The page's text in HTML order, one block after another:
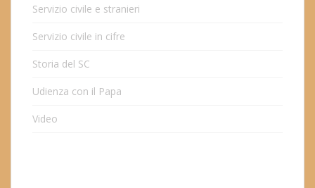
Servizio civile e stranieri
Servizio civile in cifre
Storia del SC
Udienza con il Papa
Video